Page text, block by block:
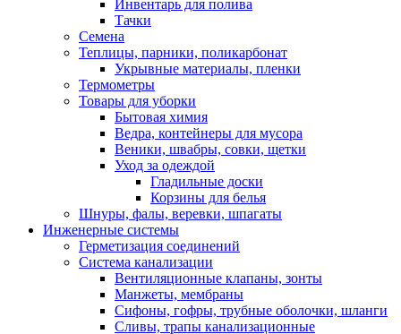
Инвентарь для полива
Тачки
Семена
Теплицы, парники, поликарбонат
Укрывные материалы, пленки
Термометры
Товары для уборки
Бытовая химия
Ведра, контейнеры для мусора
Веники, швабры, совки, щетки
Уход за одеждой
Гладильные доски
Корзины для белья
Шнуры, фалы, веревки, шпагаты
Инженерные системы
Герметизация соединений
Система канализации
Вентиляционные клапаны, зонты
Манжеты, мембраны
Сифоны, гофры, трубные оболочки, шланги
Сливы, трапы канализационные